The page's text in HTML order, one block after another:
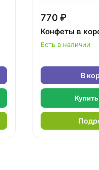
770 ₽
Конфеты в
Есть в наличии
В